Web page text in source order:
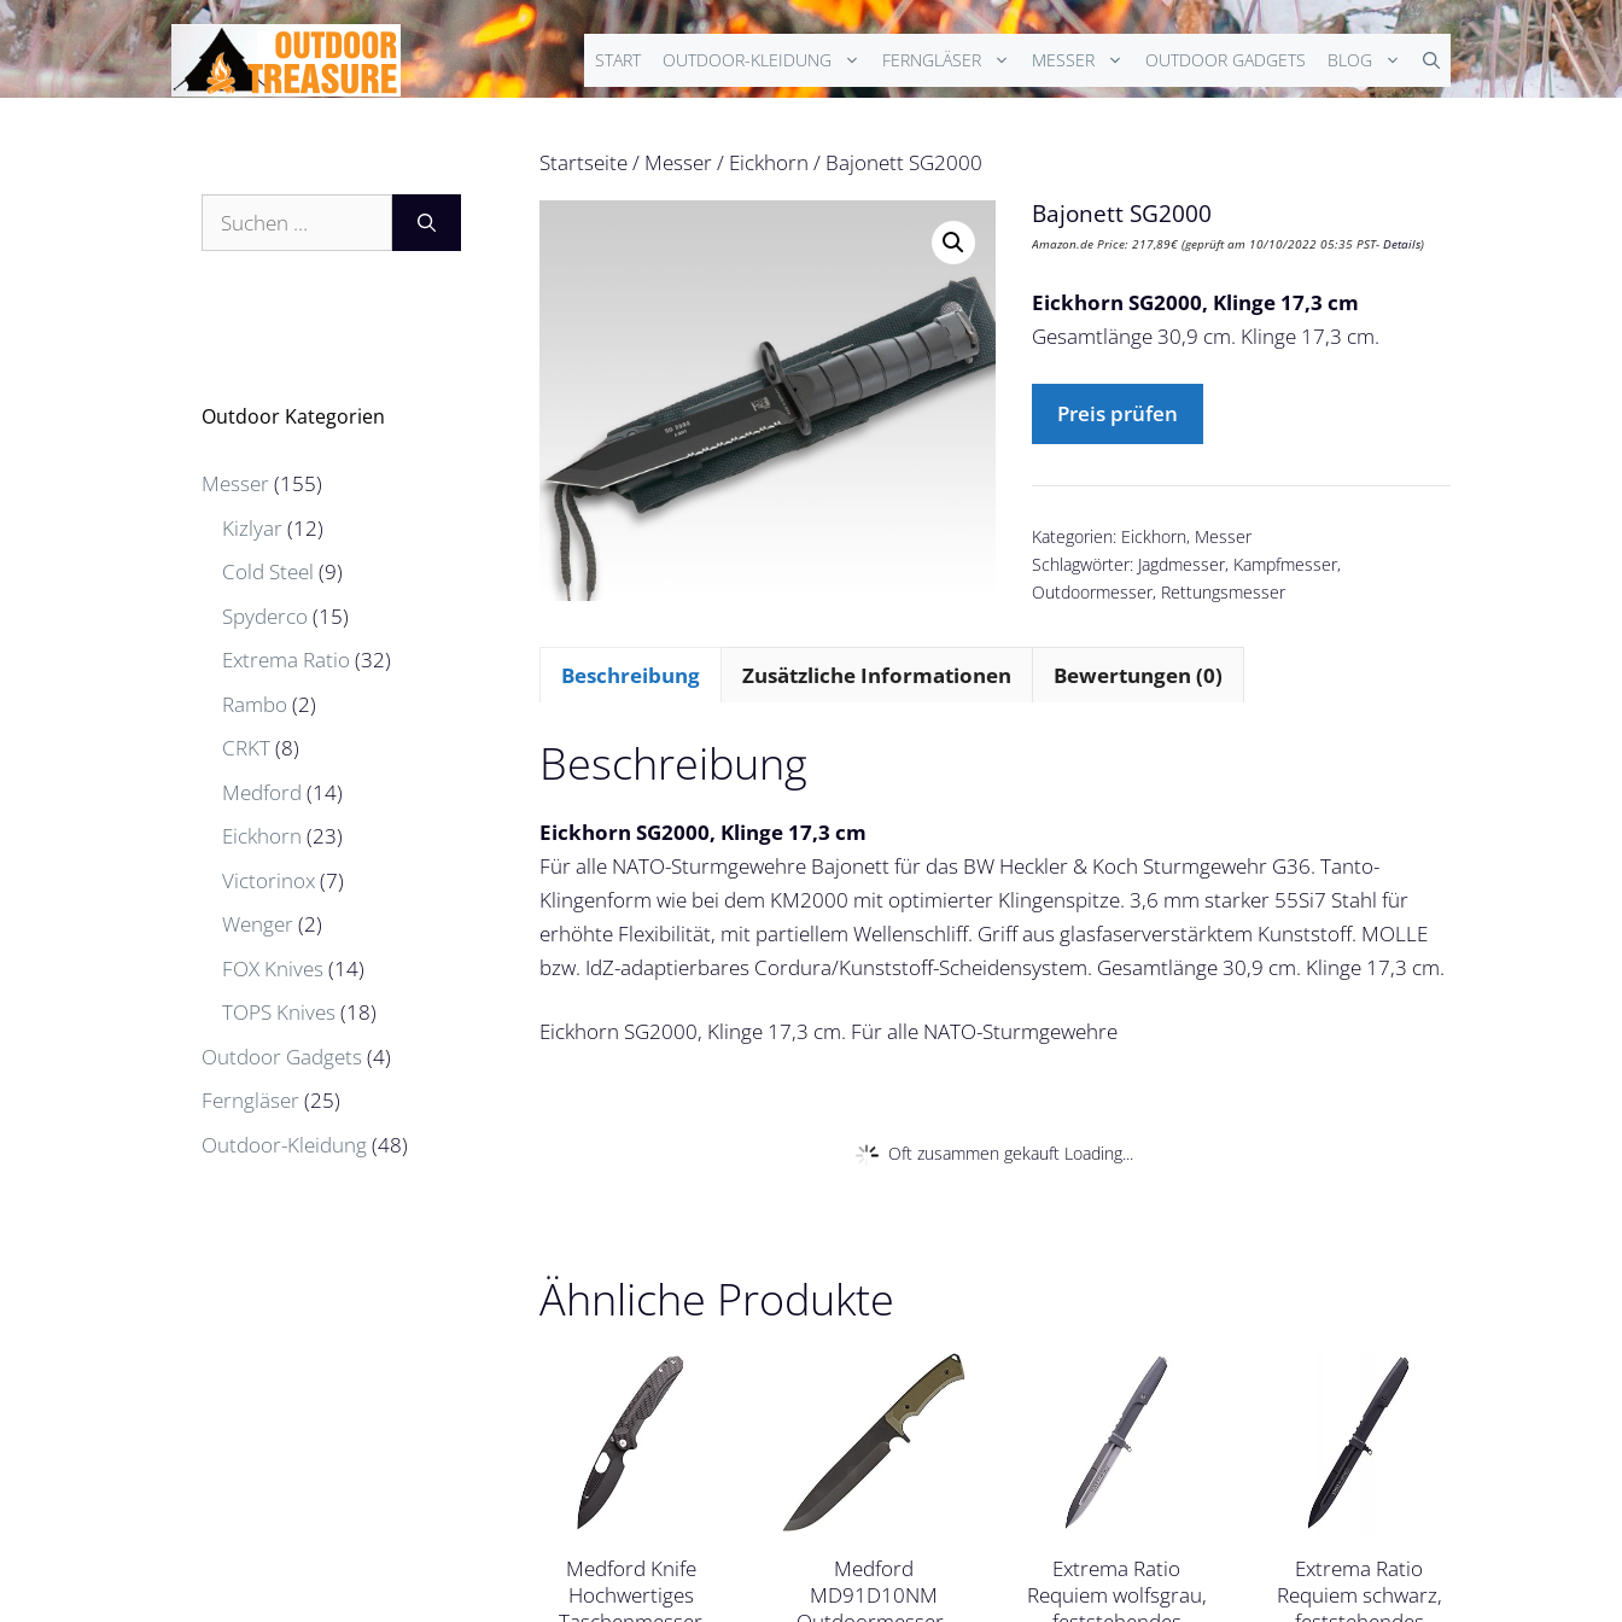
Zum
Inhalt
springen
START OUTDOOR-KLEIDUNG FERNGLÄSER MESSER OUTDOOR GADGETS BLOG
Startseite/ Messer/ Eickhorn / Bajonett SG2000
Bajonett SG2000
Amazon.de Price: 217,89€(geprüft am 10/10/2022 05:35 PST- Details)
Eickhorn SG2000, Klinge 17,3 cm
Gesamtlänge 30,9 cm. Klinge 17,3 cm.
Preis prüfen
Kategorien: Eickhorn, Messer
Schlagwörter: Jagdmesser, Kampfmesser,
Outdoormesser, Rettungsmesser
Beschreibung Zusätzliche Informationen Bewertungen (0)
Beschreibung
Eickhorn SG2000, Klinge 17,3 cm
Für alle NATO-Sturmgewehre Bajonett für das BW Heckler & Koch Sturmgewehr G36. Tanto-
Klingenform wie bei dem KM2000 mit optimierter Klingenspitze. 3,6 mm starker 55Si7 Stahl für
erhöhte Flexibilität, mit partiellem Wellenschliff. Griff aus glasfaserverstärktem Kunststoff. MOLLE
bzw. IdZ-adaptierbares Cordura/Kunststoff-Scheidensystem. Gesamtlänge 30,9 cm. Klinge 17,3 cm.
Eickhorn SG2000, Klinge 17,3 cm. Für alle NATO-Sturmgewehre
Oft zusammen gekauft Loading...
Ähnliche Produkte
Medford Knife
Hochwertiges
Medford
MD91D10NM
Extrema Ratio
Requiem wolfsgrau,
Extrema Ratio
Requiem schwarz,
Suchen
nach:
Outdoor Kategorien
Messer(155)
Kizlyar(12)
Cold Steel (9)
Spyderco (15)
Extrema Ratio (32)
Rambo (2)
CRKT(8)
Medford (14)
Eickhorn (23)
Victorinox(7)
Wenger(2)
FOX Knives (14)
TOPS Knives (18)
Outdoor Gadgets (4)
Ferngläser(25)
Outdoor-Kleidung(48)